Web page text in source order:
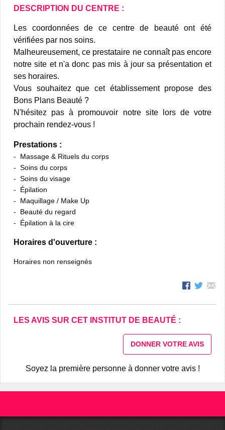
DESCRIPTION DU CENTRE :
Les coordonnées de ce centre de beauté ont été
vérifiées par nos soins.
Malheureusement, ce prestataire ne connaît pas encore
notre site et n'a donc pas mis à jour sa présentation et
ses horaires.
Vous souhaitez que cet établissement propose des
Bons Plans Beauté ?
N'hésitez pas à promouvoir notre site lors de votre
prochain rendez-vous !
Prestations :
Massage & Rituels du corps
Soins du corps
Soins du visage
Épilation
Maquillage / Make Up
Beauté du regard
Épilation à la cire
Horaires d'ouverture :
Horaires non renseignés
LES AVIS SUR CET INSTITUT DE BEAUTÉ :
DONNER VOTRE AVIS
Soyez la première personne à donner votre avis !